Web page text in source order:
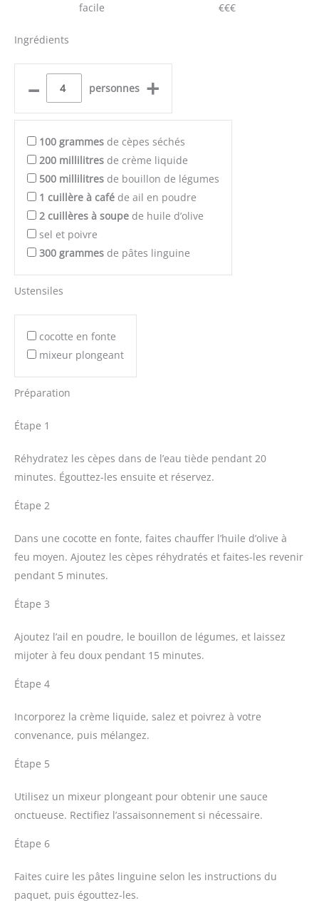
facile €€€
Ingrédients
– personnes +
100 grammes de cèpes séchés
200 millilitres de crème liquide
500 millilitres de bouillon de légumes
1 cuillère à café de ail en poudre
2 cuillères à soupe de huile d’olive
sel et poivre
300 grammes de pâtes linguine
Ustensiles
cocotte en fonte
mixeur plongeant
Préparation
Étape 1
Réhydratez les cèpes dans de l’eau tiède pendant 20
minutes. Égouttez-les ensuite et réservez.
Étape 2
Dans une cocotte en fonte, faites chauffer l’huile d’olive à
feu moyen. Ajoutez les cèpes réhydratés et faites-les revenir
pendant 5 minutes.
Étape 3
Ajoutez l’ail en poudre, le bouillon de légumes, et laissez
mijoter à feu doux pendant 15 minutes.
Étape 4
Incorporez la crème liquide, salez et poivrez à votre
convenance, puis mélangez.
Étape 5
Utilisez un mixeur plongeant pour obtenir une sauce
onctueuse. Rectifiez l’assaisonnement si nécessaire.
Étape 6
Faites cuire les pâtes linguine selon les instructions du
paquet, puis égouttez-les.